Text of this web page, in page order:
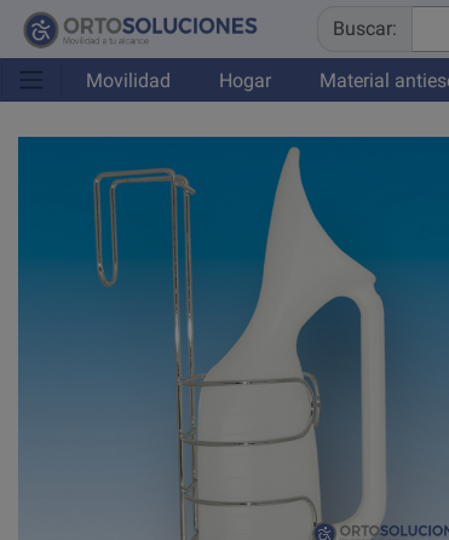
Buscar:
Movilidad Hogar Material